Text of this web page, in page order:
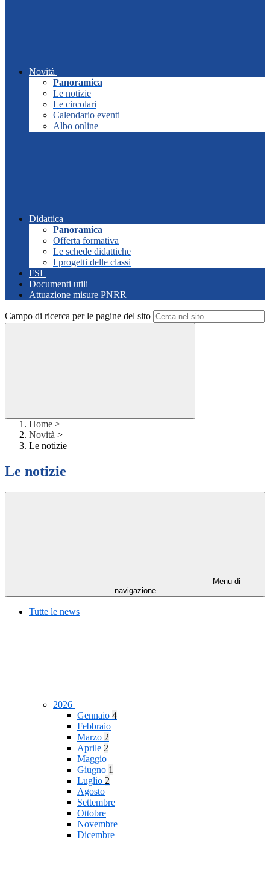
Novità
Panoramica
Le notizie
Le circolari
Calendario eventi
Albo online
Didattica
Panoramica
Offerta formativa
Le schede didattiche
I progetti delle classi
FSL
Documenti utili
Attuazione misure PNRR
Campo di ricerca per le pagine del sito
Home >
Novità >
Le notizie
Le notizie
Menu di
navigazione
Tutte le news
2026
Gennaio 4
Febbraio
Marzo 2
Aprile 2
Maggio
Giugno 1
Luglio 2
Agosto
Settembre
Ottobre
Novembre
Dicembre